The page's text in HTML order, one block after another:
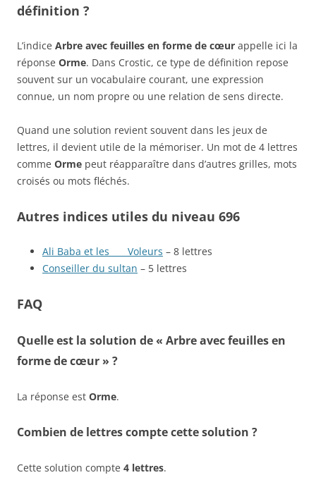
définition ?
L’indice Arbre avec feuilles en forme de cœur appelle ici la
réponse Orme. Dans Crostic, ce type de définition repose
souvent sur un vocabulaire courant, une expression
connue, un nom propre ou une relation de sens directe.
Quand une solution revient souvent dans les jeux de
lettres, il devient utile de la mémoriser. Un mot de 4 lettres
comme Orme peut réapparaître dans d’autres grilles, mots
croisés ou mots fléchés.
Autres indices utiles du niveau 696
Ali Baba et les ___ Voleurs – 8 lettres
Conseiller du sultan – 5 lettres
FAQ
Quelle est la solution de « Arbre avec feuilles en
forme de cœur » ?
La réponse est Orme.
Combien de lettres compte cette solution ?
Cette solution compte 4 lettres.